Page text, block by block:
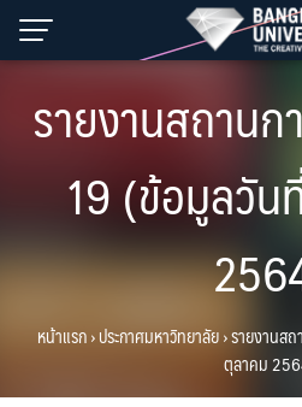
Skip
รายงานสถาน
19 (ข้อมูลวั
หน้าแรก›ประกาศมหาวิทยาลัย›รายงานส
ตุลาคม